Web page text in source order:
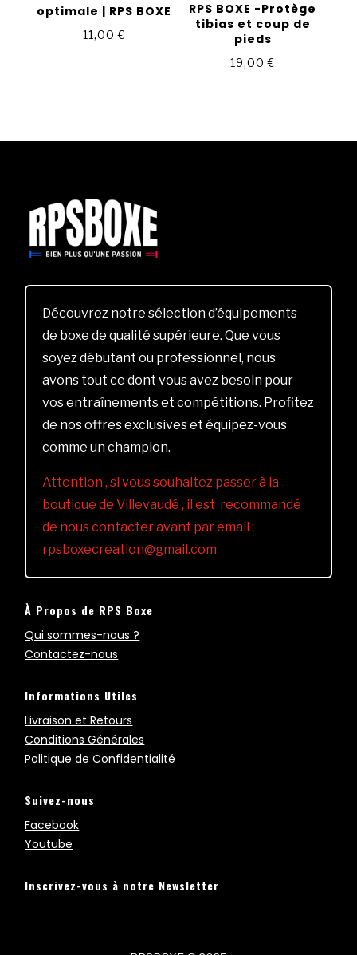
optimale | RPS BOXE
11,00€
RPS BOXE -Protège
tibias et coup de
pieds
19,00€
Découvrez notre sélection d’équipements
de boxe de qualité supérieure. Que vous
soyez débutant ou professionnel, nous
avons tout ce dont vous avez besoin pour
vos entraînements et compétitions. Profitez
de nos offres exclusives et équipez-vous
comme un champion.
Attention , si vous souhaitez passer à la
boutique de Villevaudé , il est recommandé
de nous contacter avant par email :
rpsboxecreation@gmail.com
À Propos de RPS Boxe
Qui sommes-nous ?
Contactez-nous
Informations Utiles
Livraison et Retours
Conditions Générales
Politique de Confidentialité
Suivez-nous
Facebook
Youtube
Inscrivez-vous à notre Newsletter